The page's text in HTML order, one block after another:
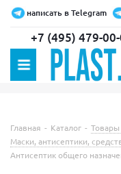
написать в Telegram
+7 (495) 479-
Главная - Каталог -
Маски, антисептики,
Антисептик общего